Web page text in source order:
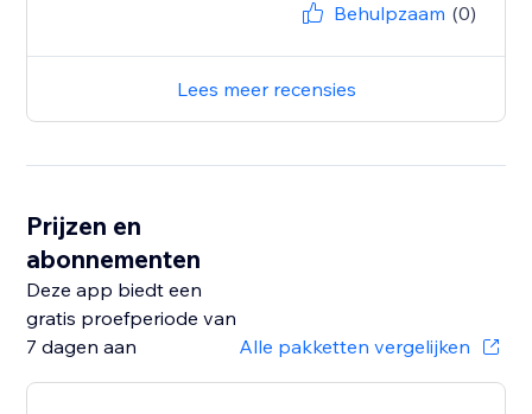
Behulpzaam (0)
Lees meer recensies
Prijzen en
abonnementen
Deze app biedt een
gratis proefperiode van
7 dagen aan
Alle pakketten vergelijken